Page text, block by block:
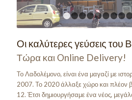
1 2
Οι καλύτερες γεύσεις του
Τώρα και Online Delivery!
Το Λαδολέμονο, είναι ένα μαγαζί με
2007. Το 2020 άλλαξε χώρο και πλέον
12. Έτσι δημιουργήσαμε ένα νέος,